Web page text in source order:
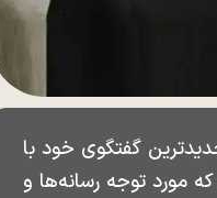
اسرائیل در جنگ ۱۲ روزه، در جدیدترین گفتگوی خود با
مورد توجه رسانه‌ها و